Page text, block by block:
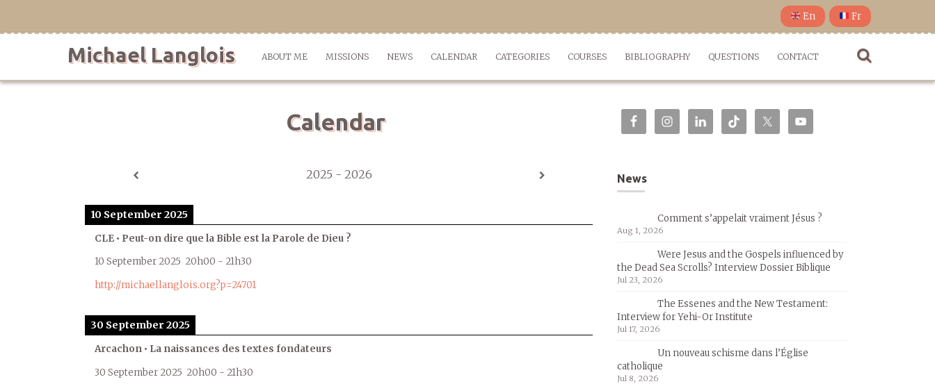
En Fr
Michael Langlois ABOUT ME MISSIONS NEWS CALENDAR CATEGORIES COURSES BIBLIOGRAPHY QUESTIONS CONTACT
Calendar
2025 - 2026
10 September 2025
CLE • Peut-on dire que la Bible est la Parole de Dieu ?
10 September 2025 20h00 - 21h30
http://michaellanglois.org?p=24701
30 September 2025
Arcachon • La naissances des textes fondateurs
30 September 2025 20h00 - 21h30
News
Comment s’appelait vraiment Jésus ?
Aug 1, 2026
Were Jesus and the Gospels influenced by
the Dead Sea Scrolls? Interview Dossier Biblique
Jul 23, 2026
The Essenes and the New Testament:
Interview for Yehi-Or Institute
Jul 17, 2026
Un nouveau schisme dans l’Église
catholique
Jul 8, 2026